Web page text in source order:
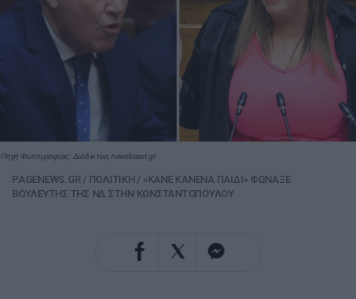
Πηγή Φωτογραφίας: Διαδίκτυο, newsbeast.gr
PAGENEWS.GR / ΠΟΛΙΤΙΚΗ / «ΚΑΝΕ ΚΑΝΕΝΑ ΠΑΙΔΙ» ΦΩΝΑΞΕ
ΒΟΥΛΕΥΤΗΣ ΤΗΣ ΝΔ ΣΤΗΝ ΚΩΝΣΤΑΝΤΟΠΟΥΛΟΥ